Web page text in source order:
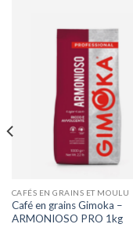
CAFÉS EN GRAINS ET MOULU
Café en grains Gimoka –
ARMONIOSO PRO 1kg